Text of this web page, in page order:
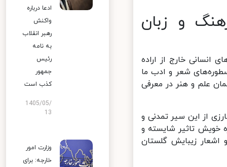
و زبان
خارج از اراده
شعر و ادب ما
علم و هنر در معرفی
از این سیر تمدنی و
تاثیر شایسته و
زیبایش گلستان
ادعا درباره
واکنش
رهبر انقلاب
به نامه
رئیس
جمهور
کذب است
1405/05/
13
وزارت امور
خارجه: برای